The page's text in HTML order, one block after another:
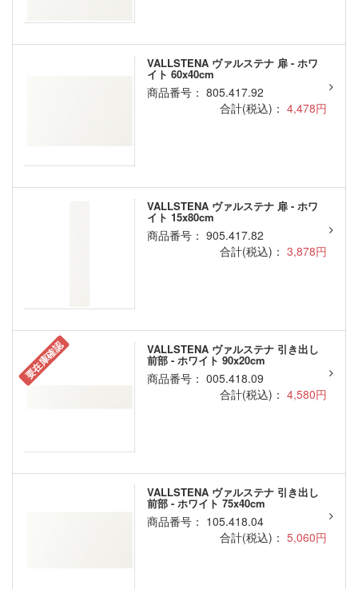
VALLSTENA ヴァルステナ 扉 - ホワ
イト 60x40cm
商品番号： 805.417.92
合計(税込)： 4,478円
VALLSTENA ヴァルステナ 扉 - ホワ
イト 15x80cm
商品番号： 905.417.82
合計(税込)： 3,878円
要在庫確認 VALLSTENA ヴァルステナ 引き出し
前部 - ホワイト 90x20cm
商品番号： 005.418.09
合計(税込)： 4,580円
VALLSTENA ヴァルステナ 引き出し
前部 - ホワイト 75x40cm
商品番号： 105.418.04
合計(税込)： 5,060円